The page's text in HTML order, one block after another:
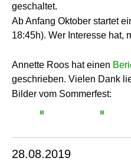
geschaltet.
Ab Anfang Oktober startet
18:45h). Wer Interesse hat,
Annette Roos hat einen
geschrieben. Vielen Dank
Bilder vom Sommerfest:
28.08.2019